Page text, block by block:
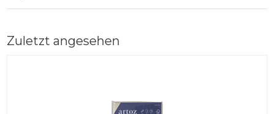
Zuletzt angesehen